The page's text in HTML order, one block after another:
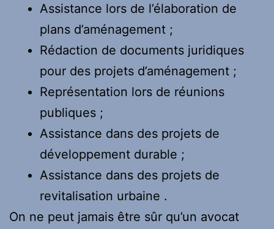
Assistance lors de l’élaboration de
plans d’aménagement ;
Rédaction de documents juridiques
pour des projets d’aménagement ;
Représentation lors de réunions
publiques ;
Assistance dans des projets de
développement durable ;
Assistance dans des projets de
revitalisation urbaine .
On ne peut jamais être sûr qu’un avocat